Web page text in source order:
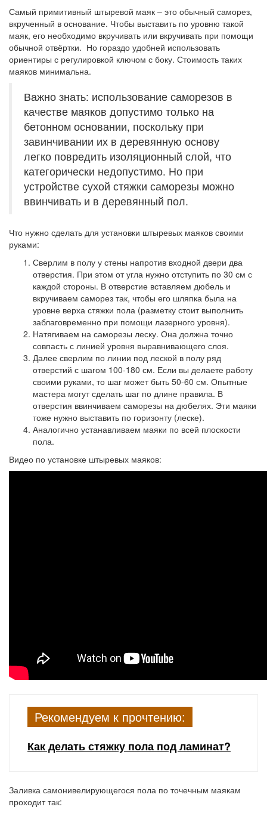
Самый примитивный штыревой маяк – это обычный саморез,
вкрученный в основание. Чтобы выставить по уровню такой
маяк, его необходимо вкручивать или вкручивать при помощи
обычной отвёртки. Но гораздо удобней использовать
ориентиры с регулировкой ключом с боку. Стоимость таких
маяков минимальна.
Важно знать: использование саморезов в
качестве маяков допустимо только на
бетонном основании, поскольку при
завинчивании их в деревянную основу
легко повредить изоляционный слой, что
категорически недопустимо. Но при
устройстве сухой стяжки саморезы можно
ввинчивать и в деревянный пол.
Что нужно сделать для установки штыревых маяков своими
руками:
Сверлим в полу у стены напротив входной двери два
отверстия. При этом от угла нужно отступить по 30 см с
каждой стороны. В отверстие вставляем дюбель и
вкручиваем саморез так, чтобы его шляпка была на
уровне верха стяжки пола (разметку стоит выполнить
заблаговременно при помощи лазерного уровня).
Натягиваем на саморезы леску. Она должна точно
совпасть с линией уровня выравнивающего слоя.
Далее сверлим по линии под леской в полу ряд
отверстий с шагом 100-180 см. Если вы делаете работу
своими руками, то шаг может быть 50-60 см. Опытные
мастера могут сделать шаг по длине правила. В
отверстия ввинчиваем саморезы на дюбелях. Эти маяки
тоже нужно выставить по горизонту (леске).
Аналогично устанавливаем маяки по всей плоскости
пола.
Видео по установке штыревых маяков:
Рекомендуем к прочтению:
Как делать стяжку пола под ламинат?
Заливка самонивелирующегося пола по точечным маякам
проходит так: